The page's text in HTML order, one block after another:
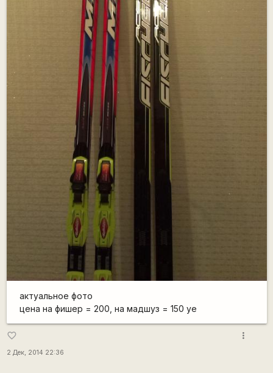
актуальное фото
цена на фишер = 200, на мадшуз = 150 уе
favorite_border
2 Дек, 2014 22:36
more_vert